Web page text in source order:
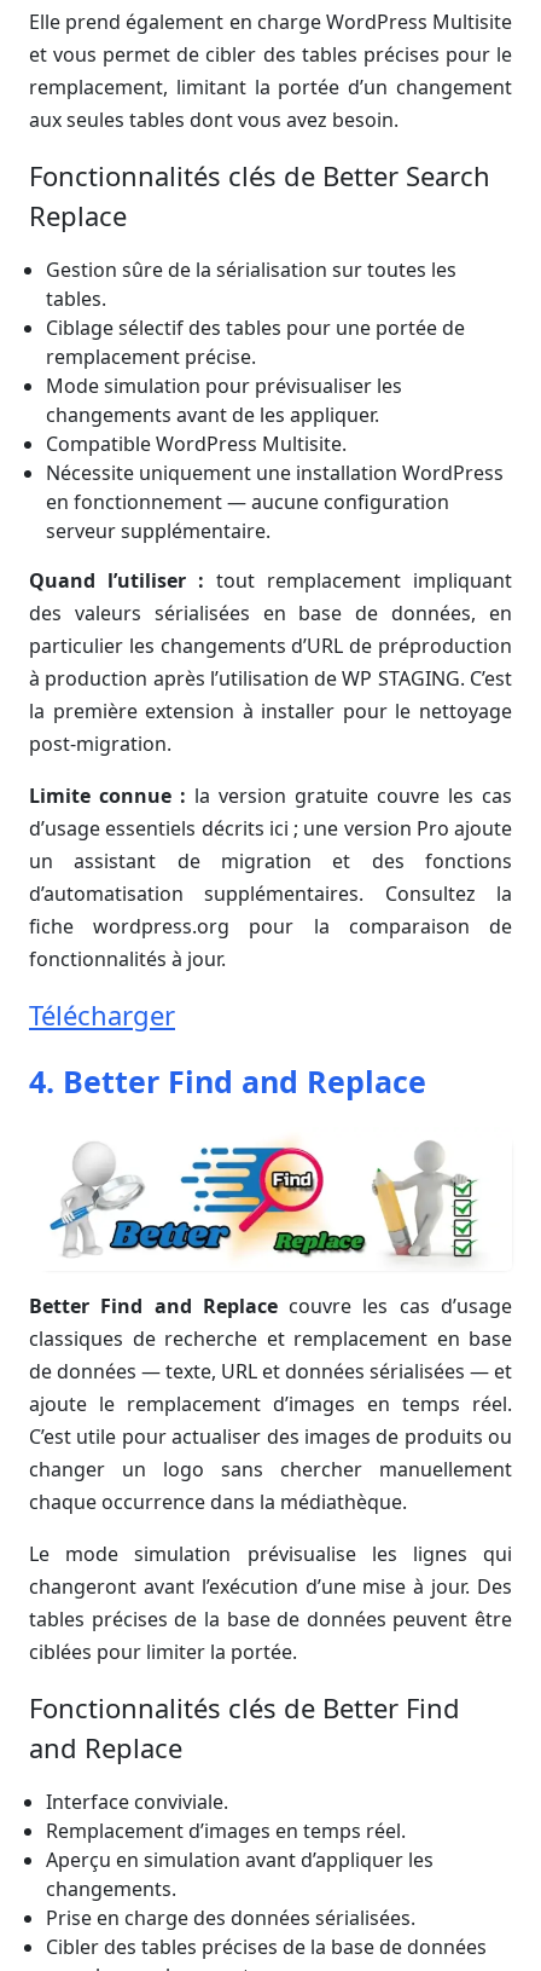
Elle prend également en charge WordPress Multisite
et vous permet de cibler des tables précises pour le
remplacement, limitant la portée d’un changement
aux seules tables dont vous avez besoin.
Fonctionnalités clés de Better Search
Replace
Gestion sûre de la sérialisation sur toutes les
tables.
Ciblage sélectif des tables pour une portée de
remplacement précise.
Mode simulation pour prévisualiser les
changements avant de les appliquer.
Compatible WordPress Multisite.
Nécessite uniquement une installation WordPress
en fonctionnement — aucune configuration
serveur supplémentaire.
Quand l’utiliser : tout remplacement impliquant
des valeurs sérialisées en base de données, en
particulier les changements d’URL de préproduction
à production après l’utilisation de WP STAGING. C’est
la première extension à installer pour le nettoyage
post-migration.
Limite connue : la version gratuite couvre les cas
d’usage essentiels décrits ici ; une version Pro ajoute
un assistant de migration et des fonctions
d’automatisation supplémentaires. Consultez la
fiche wordpress.org pour la comparaison de
fonctionnalités à jour.
Télécharger
4. Better Find and Replace
Better Find and Replacecouvre les cas d’usage
classiques de recherche et remplacement en base
de données — texte, URL et données sérialisées — et
ajoute le remplacement d’images en temps réel.
C’est utile pour actualiser des images de produits ou
changer un logo sans chercher manuellement
chaque occurrence dans la médiathèque.
Le mode simulation prévisualise les lignes qui
changeront avant l’exécution d’une mise à jour. Des
tables précises de la base de données peuvent être
ciblées pour limiter la portée.
Fonctionnalités clés de Better Find
and Replace
Interface conviviale.
Remplacement d’images en temps réel.
Aperçu en simulation avant d’appliquer les
changements.
Prise en charge des données sérialisées.
Cibler des tables précises de la base de données